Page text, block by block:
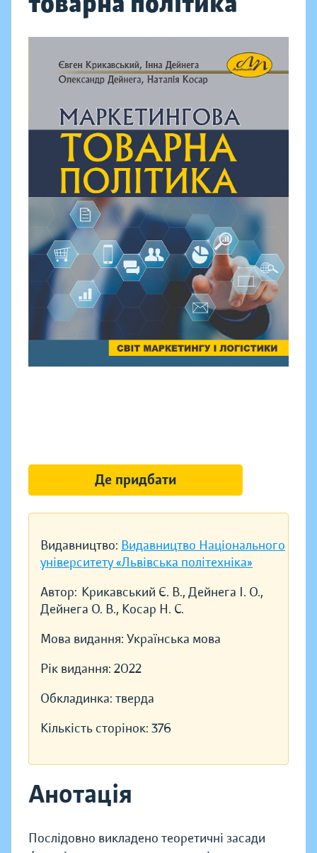
Видавництво: Видавництво Національного
університету «Львівська політехніка»
Автор: Крикавський Є. В., Дейнега І. О.,
Дейнега О. В., Косар Н. С.
Мова видання: Українська мова
Рік видання: 2022
Обкладинка: тверда
Кількість сторінок: 376
Анотація
Послідовно викладено теоретичні засади
Де придбати